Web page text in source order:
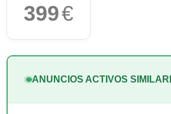
399€
ANUNCIOS ACTIVOS